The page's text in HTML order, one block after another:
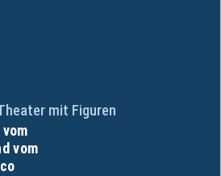
mit Figuren
vom